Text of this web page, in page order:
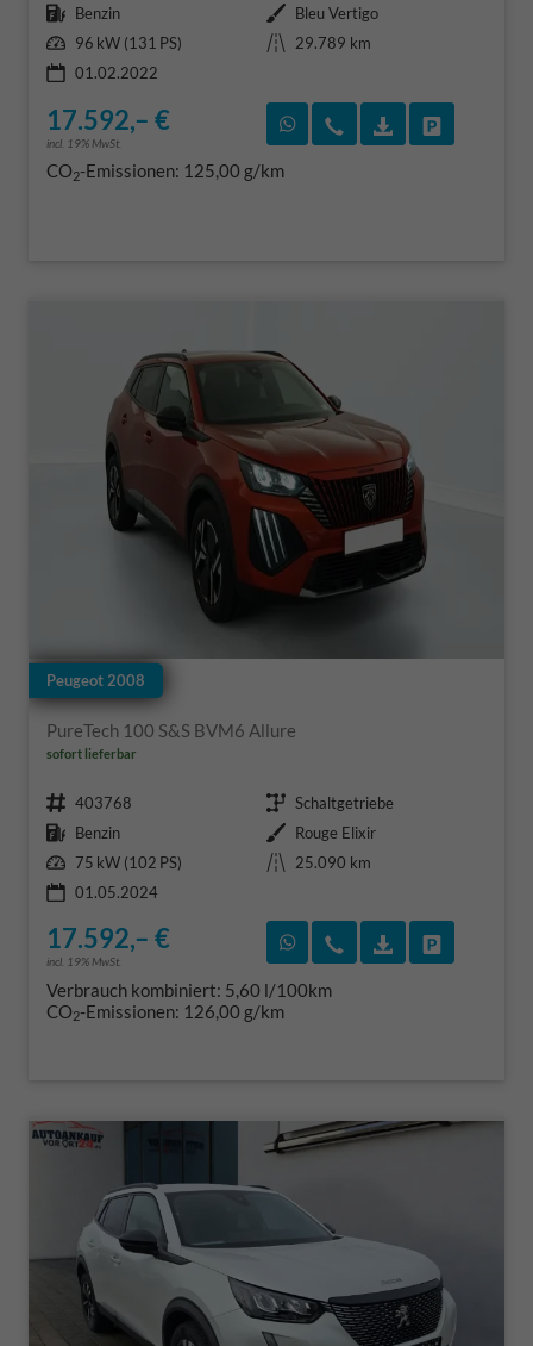
Kraftstoff Benzin Außenfarbe Bleu Vertigo
Leistung 96 kW (131 PS) Kilometerstand
29.789 km
01.02.2022
17.592,– €
incl. 19% MwSt.
Rückruf vereinbaren
Wir rufen Sie an
CO2-Emissionen: 125,00 g/km
Peugeot 2008
PureTech 100 S&S BVM6 Allure
sofort lieferbar
Fahrzeugnr. 403768 Getriebe Schaltgetriebe
Kraftstoff Benzin Außenfarbe Rouge Elixir
Leistung 75 kW (102 PS) Kilometerstand
25.090 km
01.05.2024
17.592,– €
incl. 19% MwSt.
Rückruf vereinbaren
Wir rufen Sie an
Verbrauch kombiniert: 5,60 l/100km
CO2-Emissionen: 126,00 g/km